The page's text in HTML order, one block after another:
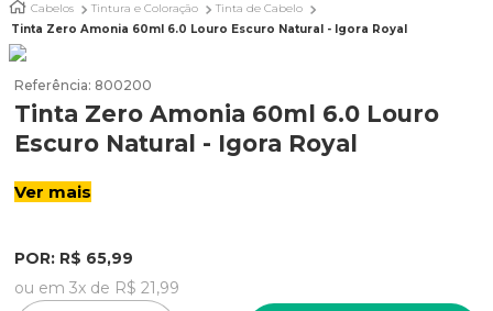
Cabelos Tintura e Coloração
Tinta de Cabelo
Tinta Zero Amonia 60ml 6.0 Louro Escuro Natural - Igora Royal
Referência: 800200
Tinta Zero Amonia 60ml 6.0 Louro
Escuro Natural - Igora Royal
Ver mais
POR: R$ 65,99
ou em 3x de R$ 21,99